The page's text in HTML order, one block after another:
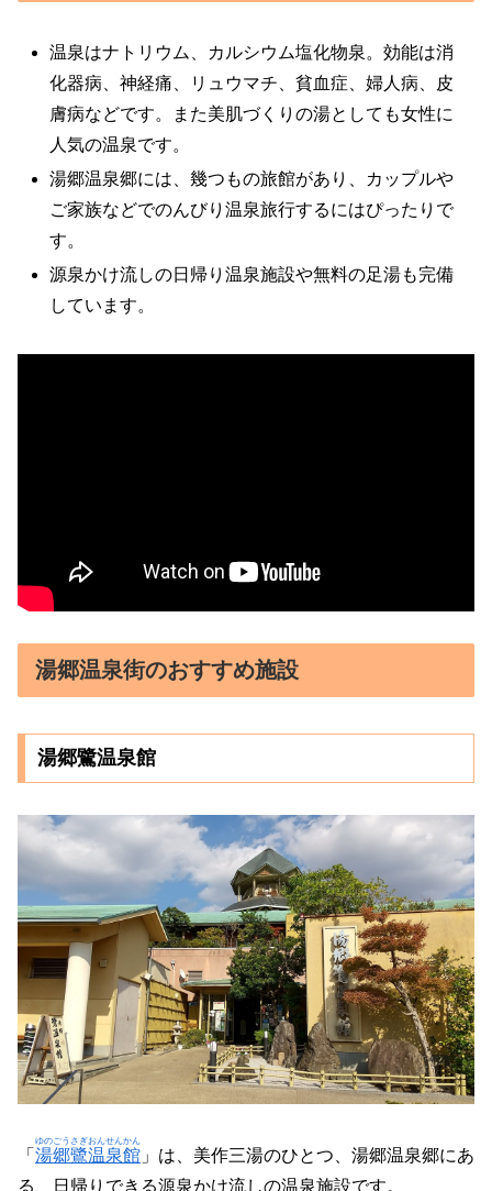
温泉はナトリウム、カルシウム塩化物泉。効能は消
化器病、神経痛、リュウマチ、貧血症、婦人病、皮
膚病などです。また美肌づくりの湯としても女性に
人気の温泉です。
湯郷温泉郷には、幾つもの旅館があり、カップルや
ご家族などでのんびり温泉旅行するにはぴったりで
す。
源泉かけ流しの日帰り温泉施設や無料の足湯も完備
しています。
湯郷温泉街のおすすめ施設
湯郷鷺温泉館
「 湯郷鷺温泉館
ゆのごうさぎおんせんかん
」は、美作三湯のひとつ、湯郷温泉郷にあ
る、日帰りできる源泉かけ流しの温泉施設です。